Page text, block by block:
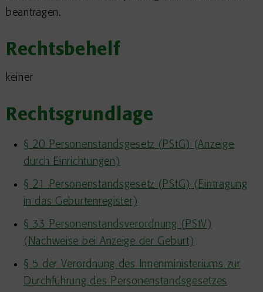
beantragen.
Rechtsbehelf
keiner
Rechtsgrundlage
§ 20 Personenstandsgesetz (PStG) (Anzeige
durch Einrichtungen)
§ 21 Personenstandsgesetz (PStG) (Eintragung
in das Geburtenregister)
§ 33 Personenstandsverordnung (PStV)
(Nachweise bei Anzeige der Geburt)
§ 5 der Verordnung des Innenministeriums zur
Durchführung des Personenstandsgesetzes